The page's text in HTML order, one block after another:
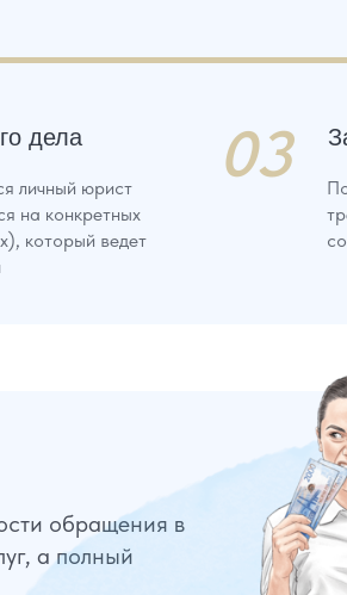
личный юрист
на конкретных
который ведет
дела 03
обращения в
а полный